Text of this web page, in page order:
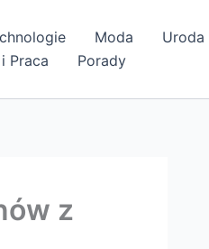
Moda Uroda
Praca Porady
z